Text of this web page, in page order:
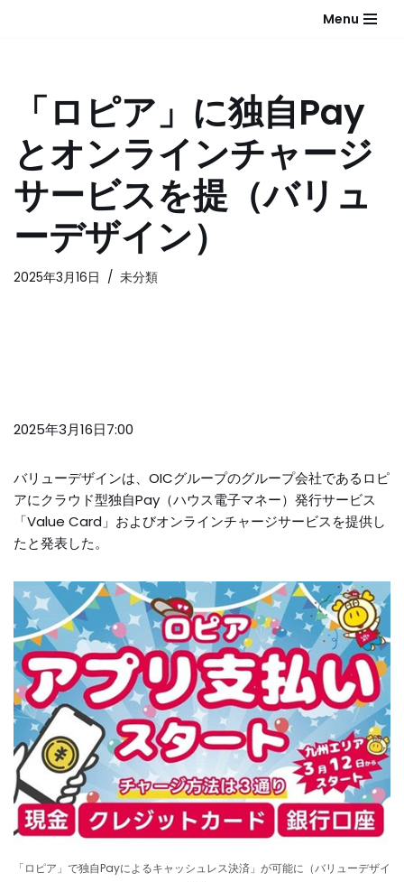
へ
ス
キ
プ
Menu
「ロピア」に独自Pay
とオンラインチャージ
サービスを提（バリュ
ーデザイン）
2025年3月16日 未分類
2025年3月16日7:00
バリューデザインは、OICグループのグループ会社であるロピ
アにクラウド型独自Pay（ハウス電子マネー）発行サービス
「Value Card」およびオンラインチャージサービスを提供し
たと発表した。
「ロピア」で独自Payによるキャッシュレス決済」が可能に（バリューデザイ